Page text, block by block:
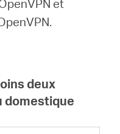
et
deux
domestique